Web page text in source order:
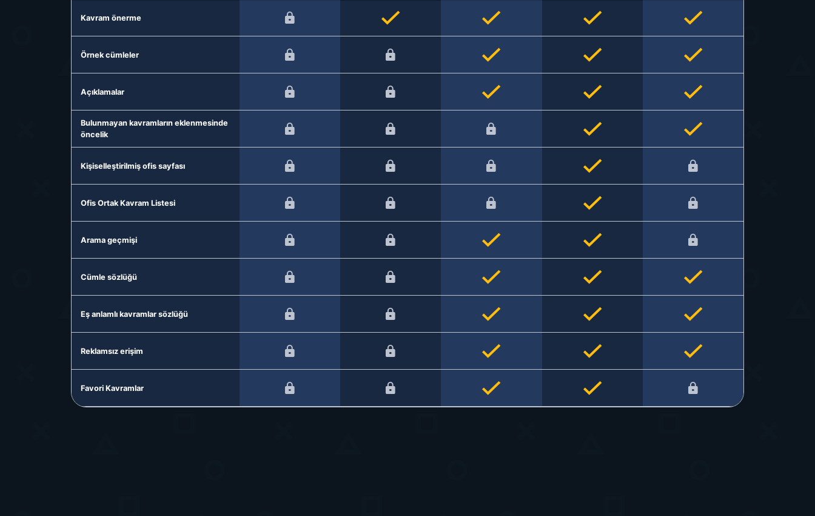
Kavram önerme
Örnek cümleler
Açıklamalar
Bulunmayan kavramların eklenmesinde
öncelik
Kişiselleştirilmiş ofis sayfası
Ofis Ortak Kavram Listesi
Arama geçmişi
Cümle sözlüğü
Eş anlamlı kavramlar sözlüğü
Reklamsız erişim
Favori Kavramlar